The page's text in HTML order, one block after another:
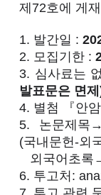
제72호에 게
1. 발간일 :
2. 모집기한 :
3. 심사료는
발표문은 면
4. 별첨 『안
5. 논문제목
(국내문헌-외
외국어초록
6. 투고처: